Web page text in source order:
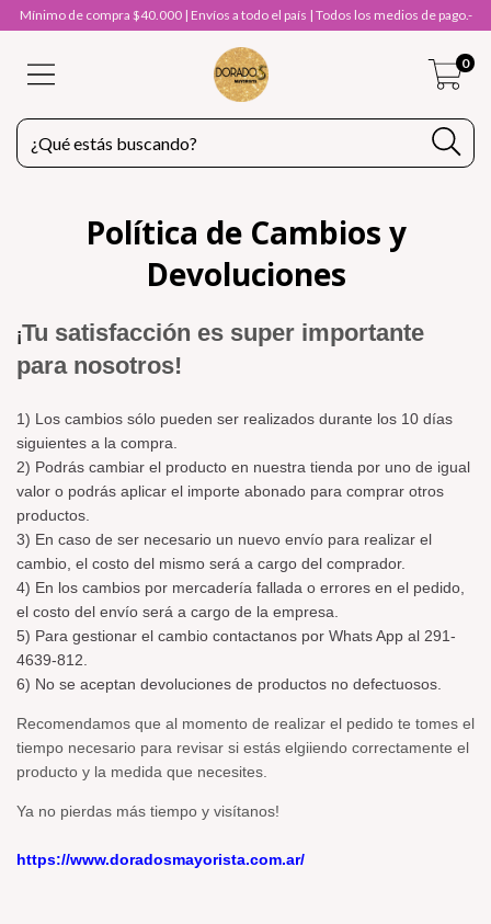
Mínimo de compra $40.000 | Envíos a todo el país | Todos los medios de pago.-
0
Política de Cambios y
Devoluciones
¡Tu satisfacción es super importante
para nosotros!
1) Los cambios sólo pueden ser realizados durante los 10 días
siguientes a la compra.
2) Podrás cambiar el producto en nuestra tienda por uno de igual
valor o podrás aplicar el importe abonado para comprar otros
productos.
3) En caso de ser necesario un nuevo envío para realizar el
cambio, el costo del mismo será a cargo del comprador.
4) En los cambios por mercadería fallada o errores en el pedido,
el costo del envío será a cargo de la empresa.
5) Para gestionar el cambio contactanos por Whats App al 291-
4639-812.
6) No se aceptan devoluciones de productos no defectuosos.
Recomendamos que al momento de realizar el pedido te tomes el
tiempo necesario para revisar si estás elgiiendo correctamente el
producto y la medida que necesites.
Ya no pierdas más tiempo y visítanos!
https://www.doradosmayorista.com.ar/